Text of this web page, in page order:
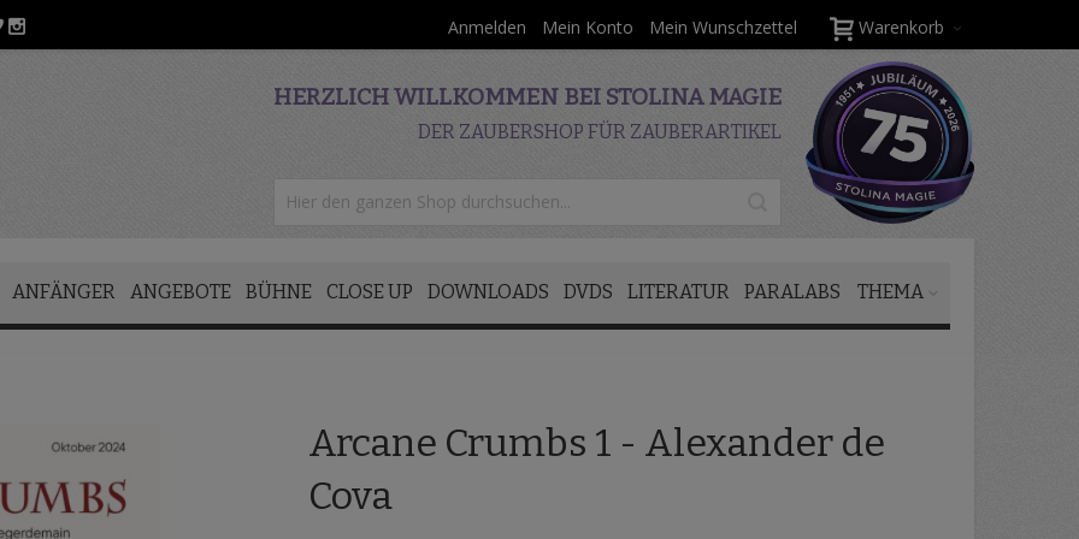
Warenkorb
Anmelden Mein Konto Mein Wunschzettel
HERZLICH WILLKOMMEN BEI STOLINA MAGIE
DER ZAUBERSHOP FÜR ZAUBERARTIKEL
ANFÄNGER ANGEBOTE BÜHNE CLOSE UP DOWNLOADS DVDS LITERATUR PARALABS THEMA
Arcane Crumbs 1 - Alexander de
Cova